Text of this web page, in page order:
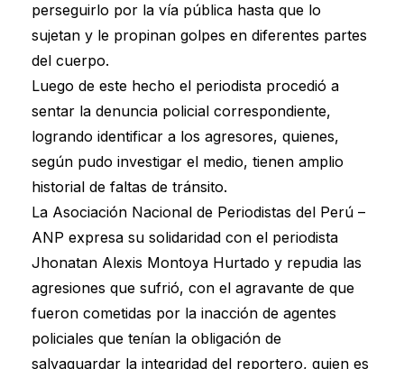
perseguirlo por la vía pública hasta que lo
sujetan y le propinan golpes en diferentes partes
del cuerpo.
Luego de este hecho el periodista procedió a
sentar la denuncia policial correspondiente,
logrando identificar a los agresores, quienes,
según pudo investigar el medio, tienen amplio
historial de faltas de tránsito.
La Asociación Nacional de Periodistas del Perú –
ANP expresa su solidaridad con el periodista
Jhonatan Alexis Montoya Hurtado y repudia las
agresiones que sufrió, con el agravante de que
fueron cometidas por la inacción de agentes
policiales que tenían la obligación de
salvaguardar la integridad del reportero, quien es